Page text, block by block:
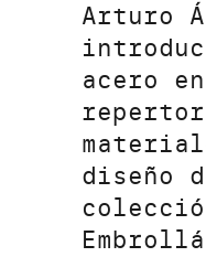
Arturo
acero
diseño